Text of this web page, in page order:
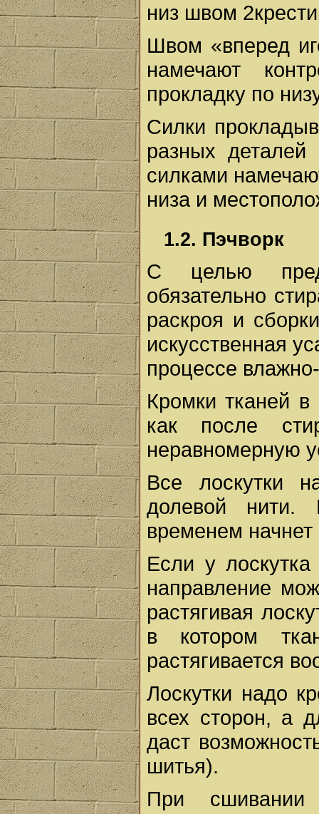
низ швом
Швом «вперед
намечают
прокладку по
Силки
разных деталей
силками
низа и
1.2. Пэчворк
С целью
обязательно
раскроя и
искусственная
процессе
Кромки тканей в
как после
неравномерную
Все лоскутки
долевой нити.
временем
Если у
направление
растягивая
в котором
растягивается
Лоскутки надо
всех сторон, а
даст
шитья).
При сшивании